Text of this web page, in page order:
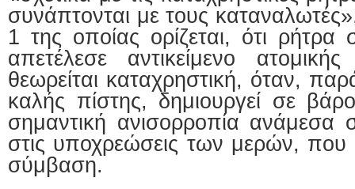
συνάπτονται με τους
1 της οποίας ορίζεται, ότι
απετέλεσε αντικείμενο
θεωρείται καταχρηστική, όταν,
καλής πίστης, δημιουργεί σε
σημαντική ανισορροπία ανάμεσα
στις υποχρεώσεις των μερών,
σύμβαση.